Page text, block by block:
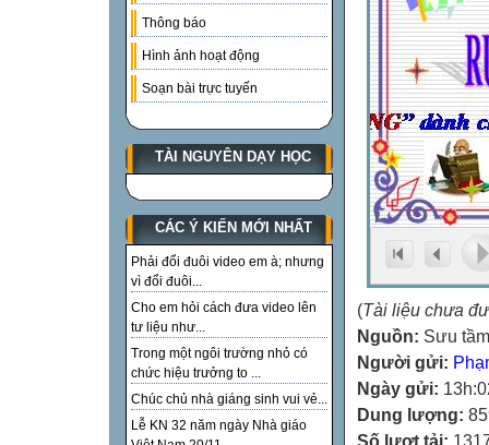
Thông báo
Hình ảnh hoạt động
Soạn bài trực tuyến
TÀI NGUYÊN DẠY HỌC
CÁC Ý KIẾN MỚI NHẤT
Phải đổi đuôi video em à; nhưng
vì đổi đuôi...
Cho em hỏi cách đưa video lên
tư liệu như...
Trong một ngôi trường nhỏ có
chức hiệu trưởng to ...
Chúc chủ nhà giáng sinh vui vẻ...
Lễ KN 32 năm ngày Nhà giáo
(Tài liệu chưa
Nguồn: Sưu tầm
Người gửi:
Ngày gửi:
Dung lượng:
Số lượt tải: